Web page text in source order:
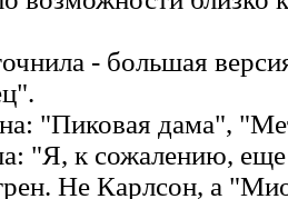
- большая
"Пиковая дама",
"Я, к сожалению, еще
Не Карлсон, а